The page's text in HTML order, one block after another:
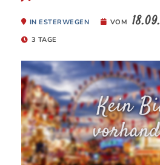
IN ESTERWEGEN VOM 18.09.
3 TAGE